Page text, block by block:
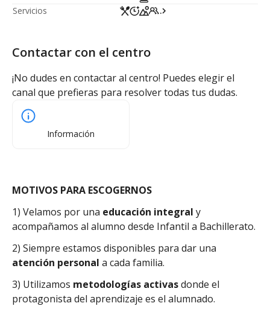
Servicios
...
Contactar con el centro
¡No dudes en contactar al centro! Puedes elegir el
canal que prefieras para resolver todas tus dudas.
Información
MOTIVOS PARA ESCOGERNOS
1) Velamos por una educación integral y
acompañamos al alumno desde Infantil a Bachillerato.
2) Siempre estamos disponibles para dar una
atención personal a cada familia.
3) Utilizamos metodologías activasdonde el
protagonista del aprendizaje es el alumnado.